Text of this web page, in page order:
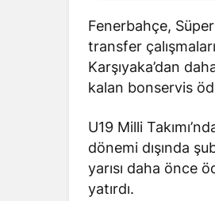
Fenerbahçe,
transfer
Karşıyaka’dan
kalan bonservis
U19 Milli
dönemi dışında
yarısı daha önce
yatırdı.